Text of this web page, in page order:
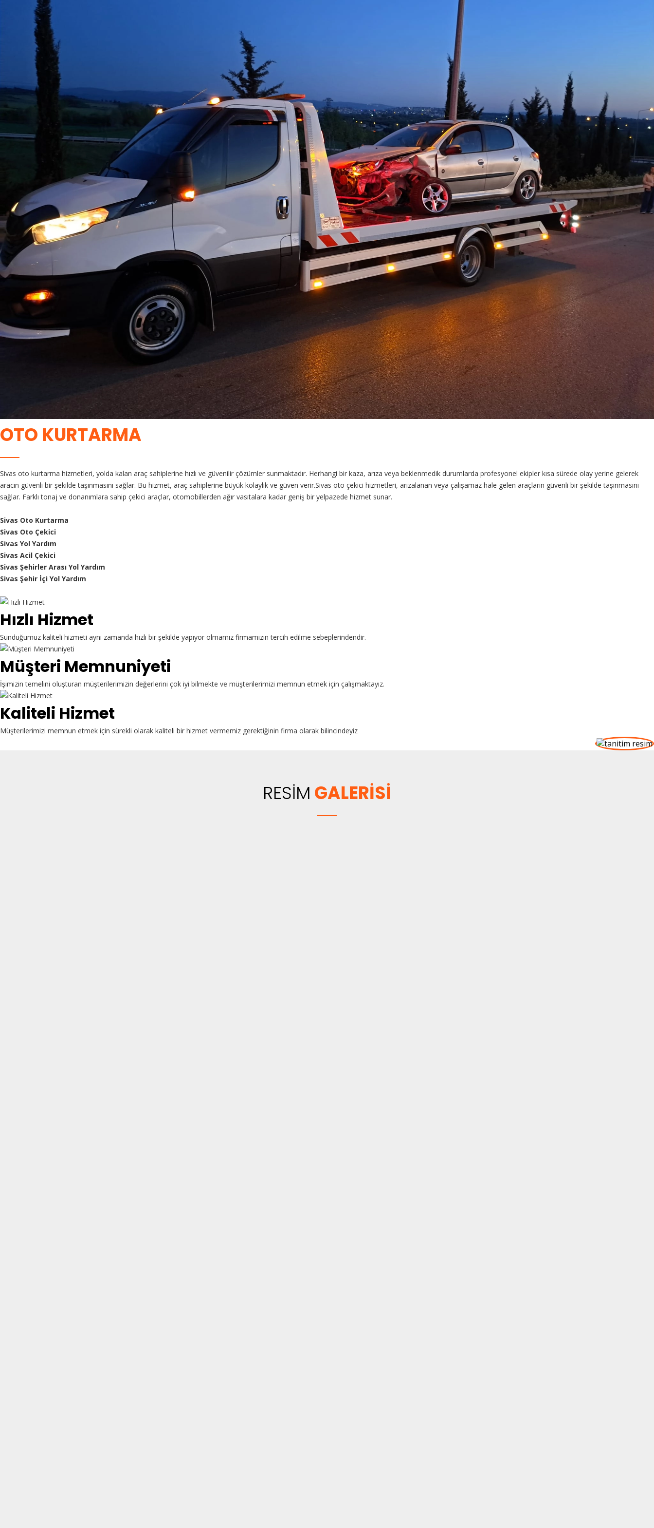
OTO KURTARMA
Sivas oto kurtarma hizmetleri, yolda kalan araç sahiplerine hızlı ve güvenilir çözümler sunmaktadır. Herhangi bir kaza, arıza veya beklenmedik durumlarda profesyonel ekipler kısa sürede olay yerine gelerek
aracın güvenli bir şekilde taşınmasını sağlar. Bu hizmet, araç sahiplerine büyük kolaylık ve güven verir.Sivas oto çekici hizmetleri, arızalanan veya çalışamaz hale gelen araçların güvenli bir şekilde taşınmasını
sağlar. Farklı tonaj ve donanımlara sahip çekici araçlar, otomobillerden ağır vasıtalara kadar geniş bir yelpazede hizmet sunar.
Sivas Oto Kurtarma
Sivas Oto Çekici
Sivas Yol Yardım
Sivas Acil Çekici
Sivas Şehirler Arası Yol Yardım
Sivas Şehir İçi Yol Yardım
Hızlı Hizmet
Sunduğumuz kaliteli hizmeti aynı zamanda hızlı bir şekilde yapıyor olmamız firmamızın tercih edilme sebeplerindendir.
Müşteri Memnuniyeti
İşimizin temelini oluşturan müşterilerimizin değerlerini çok iyi bilmekte ve müşterilerimizi memnun etmek için çalışmaktayız.
Kaliteli Hizmet
Müşterilerimizi memnun etmek için sürekli olarak kaliteli bir hizmet vermemiz gerektiğinin firma olarak bilincindeyiz
RESİM GALERİSİ